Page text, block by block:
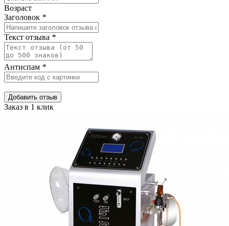
Возраст
Заголовок *
Текст отзыва *
Антиспам *
Добавить отзыв
Заказ в 1 клик